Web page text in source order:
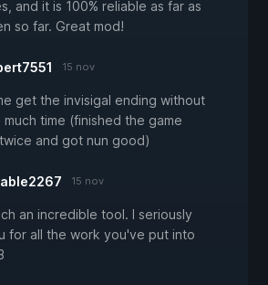
and it is 100% reliable as far as
so far. Great mod!
15 nov
get the invisigal ending without
time (finished the game
and got nun good)
15 nov
an incredible tool. I seriously
for all the work you've put into